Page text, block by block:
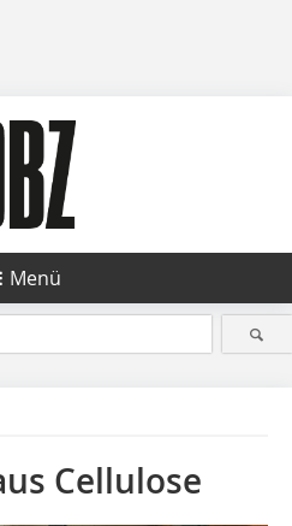
Menü
Cellulose